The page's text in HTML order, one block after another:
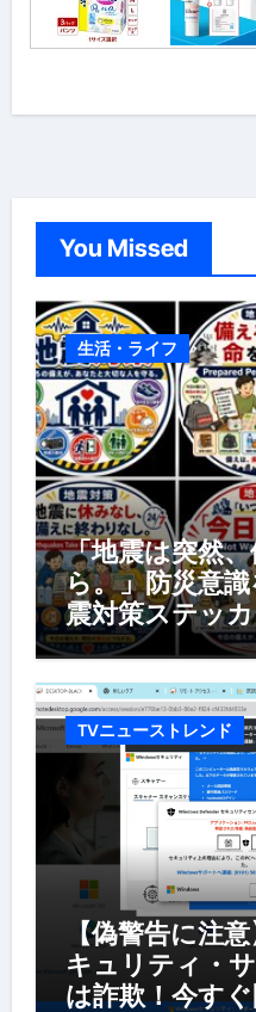
You Missed
生活・ライフ
「地震は突然
ら。」防災意
震対策ステッ
TVニューストレンド
【偽警告に注
キュリティ・
は詐欺！今す